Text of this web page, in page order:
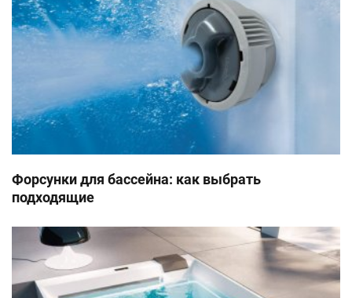
Показать Показать
Показать Показать
Показать Показать
Форсунки для бассейна: как выбрать
подходящие